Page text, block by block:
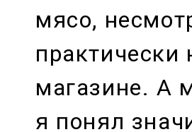
мясо,
магазине. А
я понял